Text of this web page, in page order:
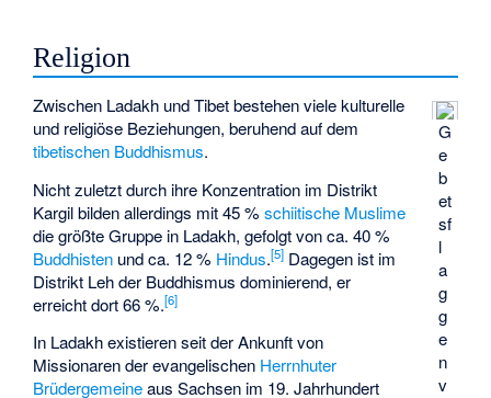
Religion
G
e
b
et
sf
l
a
g
g
e
n
v
Zwischen Ladakh und Tibet bestehen viele kulturelle
und religiöse Beziehungen, beruhend auf dem
tibetischen Buddhismus.
Nicht zuletzt durch ihre Konzentration im Distrikt
Kargil bilden allerdings mit 45 %schiitische Muslime
die größte Gruppe in Ladakh, gefolgt von ca. 40 %
Buddhisten und ca. 12 % Hindus.[5] Dagegen ist im
Distrikt Leh der Buddhismus dominierend, er
erreicht dort 66 %.[6]
In Ladakh existieren seit der Ankunft von
Missionaren der evangelischen Herrnhuter
Brüdergemeineaus Sachsen im 19. Jahrhundert